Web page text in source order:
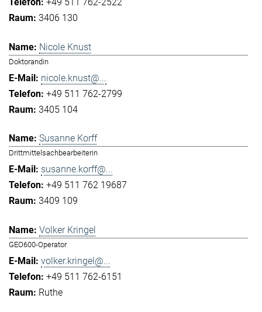
+49 511 762-2522
3406 130
Nicole Knust
Doktorandin
nicole.knust@...
+49 511 762-2799
3405 104
Susanne Korff
Drittmittelsachbearbeiterin
susanne.korff@...
+49 511 762 19687
3409 109
Volker Kringel
GEO600-Operator
volker.kringel@...
+49 511 762-6151
Ruthe